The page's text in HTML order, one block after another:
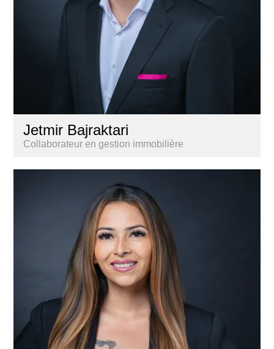
Jetmir Bajraktari
Collaborateur en gestion immobilière